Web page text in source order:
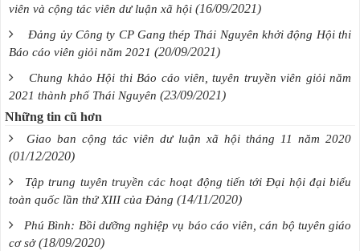
viên và cộng tác viên dư luận xã hội (16/09/2021)
Đảng ủy Công ty CP Gang thép Thái Nguyên khởi động Hội thi
Báo cáo viên giỏi năm 2021 (20/09/2021)
Chung khảo Hội thi Báo cáo viên, tuyên truyền viên giỏi năm
2021 thành phố Thái Nguyên (23/09/2021)
Những tin cũ hơn
Giao ban cộng tác viên dư luận xã hội tháng 11 năm 2020
(01/12/2020)
Tập trung tuyên truyền các hoạt động tiến tới Đại hội đại biểu
toàn quốc lần thứ XIII của Đảng (14/11/2020)
Phú Bình: Bồi dưỡng nghiệp vụ báo cáo viên, cán bộ tuyên giáo
cơ sở (18/09/2020)